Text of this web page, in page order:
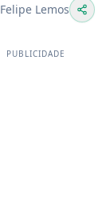
Felipe Lemos
PUBLICIDADE